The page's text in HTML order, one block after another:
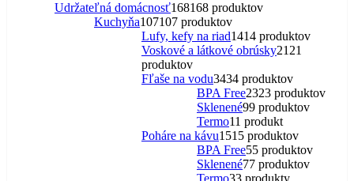
Udržateľná domácnosť168168 produktov
Kuchyňa107107 produktov
Lufy, kefy na riad1414 produktov
Voskové a látkové obrúsky21 21
produktov
Fľaše na vodu3434 produktov
BPA Free2323 produktov
Sklenené99 produktov
Termo11 produkt
Poháre na kávu1515 produktov
BPA Free55 produktov
Sklenené77 produktov